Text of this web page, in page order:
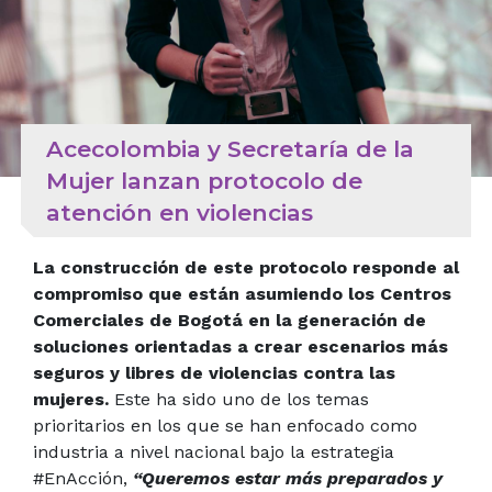
Acecolombia y Secretaría de la
Mujer lanzan protocolo de
atención en violencias
La construcción de este protocolo responde al
compromiso que están asumiendo los Centros
Comerciales de Bogotá en la generación de
soluciones orientadas a crear escenarios más
seguros y libres de violencias contra las
mujeres. Este ha sido uno de los temas
prioritarios en los que se han enfocado como
industria a nivel nacional bajo la estrategia
#EnAcción, “Queremos estar más preparados y